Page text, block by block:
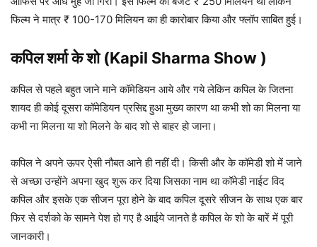
फिल्म ने मात्र ₹ 100-170 मिलियन का ही कारोबार किया और फ्लॉप साबित हुई।
कपिल शर्मा के शो (Kapil Sharma Show )
कपिल से पहले बहुत जाने माने कॉमेडियन आये और गये लेकिन कपिल के जितना
शायद ही कोई दूसरा कॉमेडियन प्रसिद्द हुआ मुख्य कारण था कभी शो का मिलना या
कभी ना मिलना या शो मिलने के बाद शो से बाहर हो जाना।
कपिल ने अपने ऊपर ऐसी नौबत आने ही नहीं दी। किसी और के कॉमेडी शो में जाने
से अच्छा उन्होंने अपना खुद शुरू कर दिया जिसका नाम था कॉमेडी नाईट विद
कपिल और इसके एक सीजन पूरा होने के बाद कपिल दूसरे सीजन के साथ एक बार
फिर से दर्शको के सामने पेश हो गए है आईये जानते है कपिल के शो के बारें में पूरी
जानकारी।